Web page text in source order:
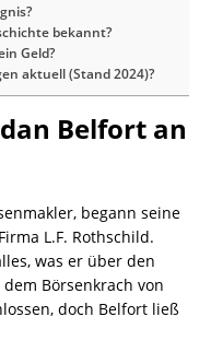
bekannt?
Geld?
aktuell (Stand 2024)?
Belfort an
begann seine
L.F. Rothschild.
was er über den
Börsenkrach von
doch Belfort ließ